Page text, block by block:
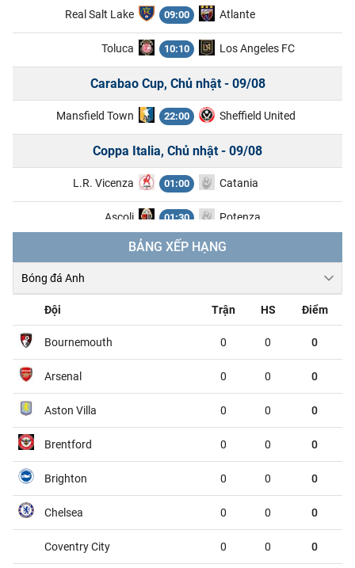
Real Salt Lake 09:00 Atlante
Toluca 10:10 Los Angeles FC
Carabao Cup, Chủ nhật - 09/08
Mansfield Town 22:00 Sheffield United
Coppa Italia, Chủ nhật - 09/08
L.R. Vicenza 01:00 Catania
Ascoli 01:30 Potenza
Ligue 2, Chủ nhật - 09/08
Clermont Foot 63 Reims
Sochaux
BẢNG XẾP HẠNG
Đội Trận HS Điểm
Bournemouth 0 0 0
Arsenal 0 0 0
Aston Villa 0 0 0
Brentford 0 0 0
Brighton 0 0 0
Chelsea 0 0 0
Coventry City 0 0 0